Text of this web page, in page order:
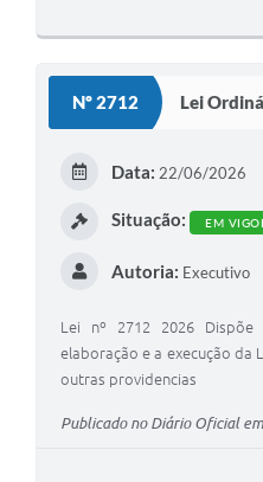
Nº 2712 Lei
Data: 22/06/2026
Situação: EM
Autoria: Executivo
Lei nº 2712 2026
elaboração e a execução da
outras providencias
Publicado no Diário Oficial